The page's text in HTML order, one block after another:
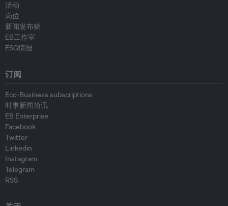
活动
岗位
新闻发布稿
EB工作室
ESG情报
订阅
Eco-Business subscriptions
时事新闻简讯
EB Enterprise
Facebook
Twitter
Linkedin
Instagram
Telegram
RSS